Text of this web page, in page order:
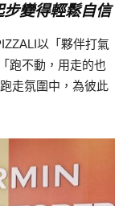
變得輕鬆自信
以「夥伴打氣
跑不動，用走的也
走氛圍中，為彼此